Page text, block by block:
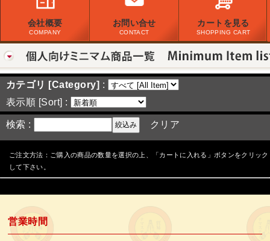
会社概要
COMPANY
お問い合せ
CONTACT
カートを見る
SHOPPING CART
カテゴリ [Category] :
表示順 [Sort] :
検索 : クリア
ご注文方法：ご購入の商品の数量を選択の上、「カートに入れる」ボタンをクリック
して下さい。
営業時間